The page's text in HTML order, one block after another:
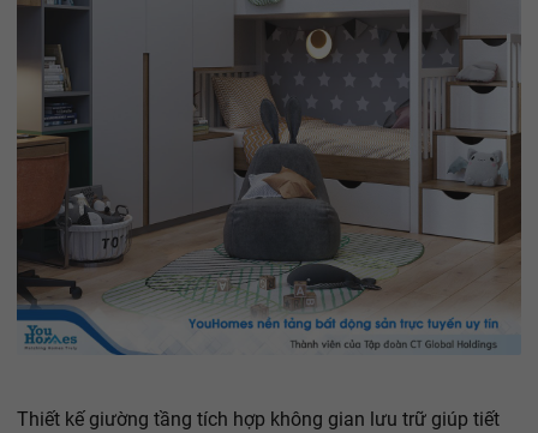
Thiết kế giường tầng tích hợp không gian lưu trữ giúp tiết